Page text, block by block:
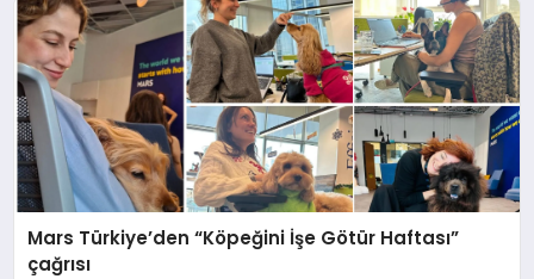
Mars Türkiye’den “Köpeğini İşe Götür Haftası”
çağrısı